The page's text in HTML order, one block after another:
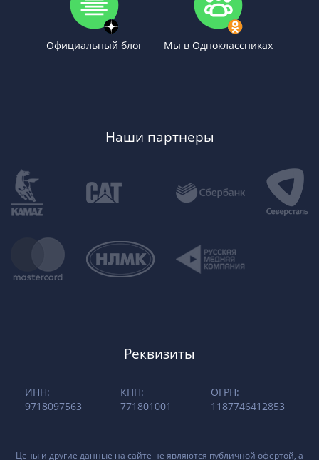
Официальный блог Мы в Одноклассниках
Наши партнеры
Реквизиты
ИНН:
9718097563
КПП:
771801001
ОГРН:
1187746412853
Цены и другие данные на сайте не являются публичной офертой, а